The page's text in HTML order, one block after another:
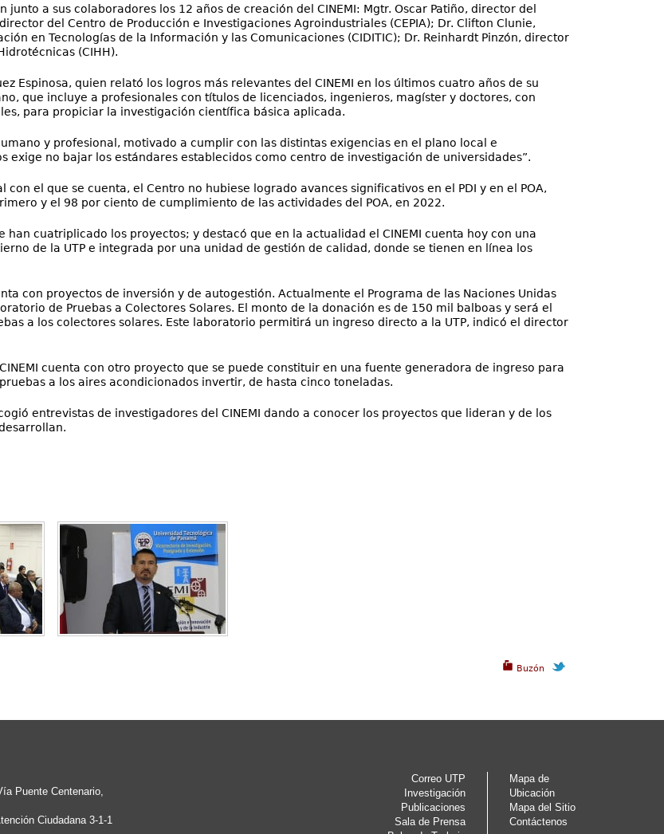
a sus colaboradores los 12 años de creación del CINEMI: Mgtr. Oscar Patiño, director del
del Centro de Producción e Investigaciones Agroindustriales (CEPIA); Dr. Clifton Clunie,
en Tecnologías de la Información y las Comunicaciones (CIDITIC); Dr. Reinhardt Pinzón, director
(CIHH).
Espinosa, quien relató los logros más relevantes del CINEMI en los últimos cuatro años de su
que incluye a profesionales con títulos de licenciados, ingenieros, magíster y doctores, con
para propiciar la investigación científica básica aplicada.
y profesional, motivado a cumplir con las distintas exigencias en el plano local e
exige no bajar los estándares establecidos como centro de investigación de universidades”.
el que se cuenta, el Centro no hubiese logrado avances significativos en el PDI y en el POA,
y el 98 por ciento de cumplimiento de las actividades del POA, en 2022.
cuatriplicado los proyectos; y destacó que en la actualidad el CINEMI cuenta hoy con una
de la UTP e integrada por una unidad de gestión de calidad, donde se tienen en línea los
con proyectos de inversión y de autogestión. Actualmente el Programa de las Naciones Unidas
de Pruebas a Colectores Solares. El monto de la donación es de 150 mil balboas y será el
a los colectores solares. Este laboratorio permitirá un ingreso directo a la UTP, indicó el director
cuenta con otro proyecto que se puede constituir en una fuente generadora de ingreso para
a los aires acondicionados invertir, de hasta cinco toneladas.
entrevistas de investigadores del CINEMI dando a conocer los proyectos que lideran y de los
Buzón
Puente Centenario,
Ciudadana 3-1-1
Correo UTP
Investigación
Publicaciones
Sala de Prensa
Mapa de
Ubicación
Mapa del Sitio
Contáctenos